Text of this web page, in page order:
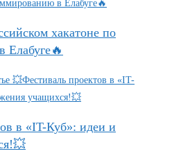
хакатоне по
Елабуге🔥
в «IT-Куб»: идеи и